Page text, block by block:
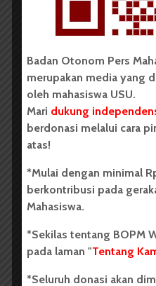
2 menit
BERITA KAMPUS
BPDP
Mahasiswa
Penelitian
Perkebunan
...
Redaksi 2 menit
Badan Otonom Pers
merupakan media yang
oleh mahasiswa USU.
Mari dukung
berdonasi melalui cara
atas!
*Mulai dengan minimal
berkontribusi pada
Mahasiswa.
*Sekilas tentang BOPM
pada laman "Tentang
*Seluruh donasi akan